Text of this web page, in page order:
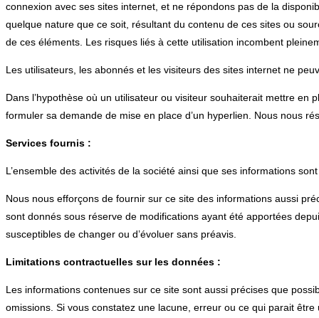
connexion avec ses sites internet, et ne répondons pas de la
quelque nature que ce soit, résultant du contenu de ces sites ou
de ces éléments. Les risques liés à cette utilisation incombent
Les utilisateurs, les abonnés et les visiteurs des sites internet ne
Dans l’hypothèse où un utilisateur ou visiteur souhaiterait mettre
formuler sa demande de mise en place d’un hyperlien. Nous nous
Services fournis :
L’ensemble des activités de la société ainsi que ses informations
Nous nous efforçons de fournir sur ce site des informations aussi
sont donnés sous réserve de modifications ayant été apportées
susceptibles de changer ou d’évoluer sans préavis.
Limitations contractuelles sur les données :
Les informations contenues sur ce site sont aussi précises que
omissions. Si vous constatez une lacune, erreur ou ce qui parait